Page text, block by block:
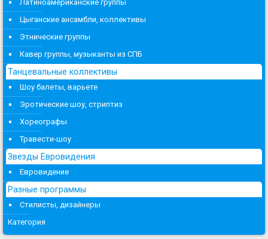
Латиноамериканские группы
Цыганские ансамбли, коллективы
Этнические группы
Кавер группы, музыканты из СПБ
Танцевальные коллективы
Шоу балеты, варьете
Эротические шоу, стриптиз
Хореографы
Травести-шоу
Звезды Евровидения
Евровидение
Разные программы
Стилисты, дизайнеры
Категория